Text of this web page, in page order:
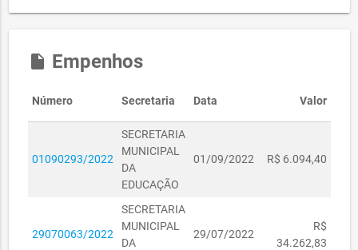
insert_drive_file Empenhos
Número Secretaria Data Valor
01090293/2022
SECRETARIA
MUNICIPAL
DA
EDUCAÇÃO
01/09/2022 R$ 6.094,40
29070063/2022
SECRETARIA
MUNICIPAL
DA
29/07/2022
R$
34.262,83